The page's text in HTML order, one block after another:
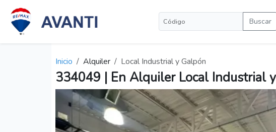
Buscar
Inicio Alquiler Local Industrial y Galpón
334049 | En Alquiler Local Industrial